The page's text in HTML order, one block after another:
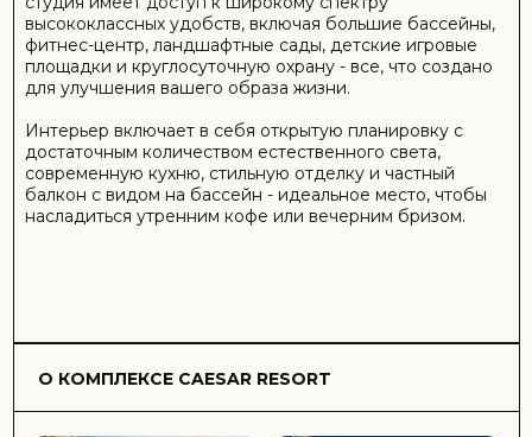
Caesar Resort – великолепный жилой комплекс на
побережье Северного Кипра, у города Искеле, всего в
Лонг Бич, прославившегося кристально чистой водой
Средиземного моря и песчаной береговой полосой
длиной 3 км. Находясь всего в нескольких минутах
езды от городов Фамагуста, Богаз и древнего города
Саламис, среди множеств исторических
достопримечательностей, недвижимость в этом
районе уже привлекла внимание многих инвесторов и
апартаменты с 1, 2 и 3 спальнями с видом на море и
горы. Территория комплекса площадью 17000 кв. м, с
цветочными клумбами, ансамблем цветущих деревьев